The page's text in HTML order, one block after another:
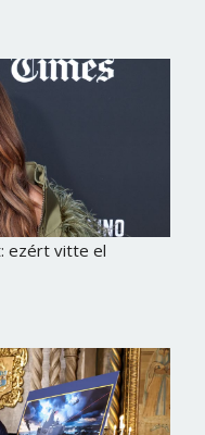
ezért vitte el